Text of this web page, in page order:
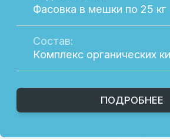
Подпишитесь на рассылку, чтобы быть в
курсе актуальных акций и новых
продуктах.Оставьте свой e-mail в форме
Время работы
Пн-Пт: 8:00-18:00
Сб-Вс: Выходные
Партнерам